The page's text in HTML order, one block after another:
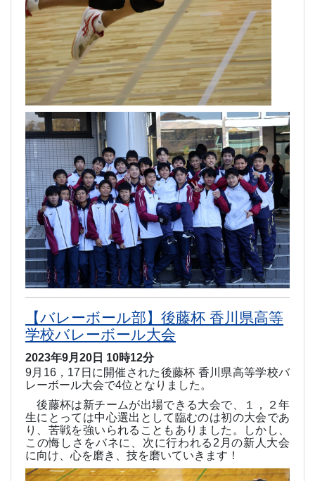
【バレーボール部】後藤杯 香川県高等
学校バレーボール大会
2023年9月20日 10時12分
9月 16， 17 日に開催された後藤杯 香川県高等学校バ
レーボール大会で4位となりました。
後藤杯は新チームが出場できる大会で、１，２年
生にとっては中心選出として臨むのは初の大会であ
り、苦戦を強いられることもありました。しかし、
この悔しさをバネに、次に行われる 2 月の新人大会
に向け、心を磨き、技を磨いていきます！